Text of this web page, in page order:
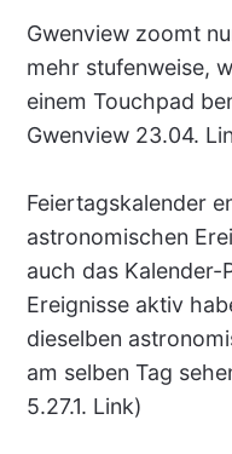
Gwenview zoomt
mehr stufenweise,
einem Touchpad
Gwenview 23.04.
Feiertagskalender
astronomischen
auch das
Ereignisse aktiv
dieselben
am selben Tag
5.27.1. Link)